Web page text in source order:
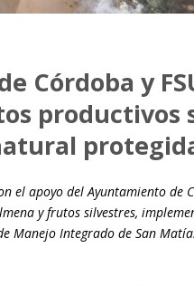
Córdoba y
productivos
el apoyo del Ayuntamiento
y frutos silvestres,
Manejo Integrado de San